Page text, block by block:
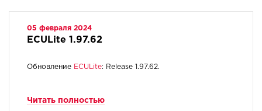
05 февраля 2024
ECULite 1.97.62
Обновление ECULite: Release 1.97.62.
Читать полностью